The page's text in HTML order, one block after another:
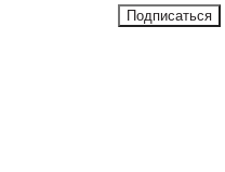
Подписаться